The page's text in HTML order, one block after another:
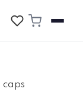
caps